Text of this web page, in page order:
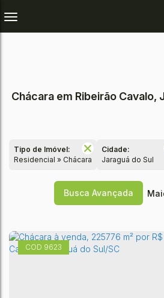
Chácara em Ribeirão Cavalo,
Tipo de Imóvel:
Residencial » Chácara
Cidade:
Jaraguá do Sul
Busca Avançada
9623